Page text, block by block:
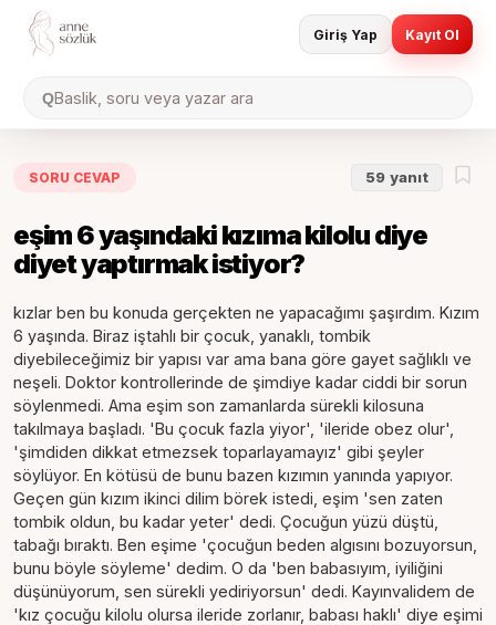
QBaslik, soru veya yazar ara
Giriş Yap Kayıt Ol
SORU CEVAP 59 yanıt
eşim 6 yaşındaki kızıma kilolu diye
diyet yaptırmak istiyor?
kızlar ben bu konuda gerçekten ne yapacağımı şaşırdım. Kızım
6 yaşında. Biraz iştahlı bir çocuk, yanaklı, tombik
diyebileceğimiz bir yapısı var ama bana göre gayet sağlıklı ve
neşeli. Doktor kontrollerinde de şimdiye kadar ciddi bir sorun
söylenmedi. Ama eşim son zamanlarda sürekli kilosuna
takılmaya başladı. 'Bu çocuk fazla yiyor', 'ileride obez olur',
'şimdiden dikkat etmezsek toparlayamayız' gibi şeyler
söylüyor. En kötüsü de bunu bazen kızımın yanında yapıyor.
Geçen gün kızım ikinci dilim börek istedi, eşim 'sen zaten
tombik oldun, bu kadar yeter' dedi. Çocuğun yüzü düştü,
tabağı bıraktı. Ben eşime 'çocuğun beden algısını bozuyorsun,
bunu böyle söyleme' dedim. O da 'ben babasıyım, iyiliğini
düşünüyorum, sen sürekli yediriyorsun' dedi. Kayınvalidem de
'kız çocuğu kilolu olursa ileride zorlanır, babası haklı' diye eşimi